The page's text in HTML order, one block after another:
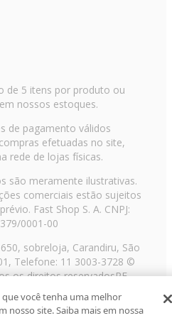
de 5 itens por produto ou
nossos estoques.
de pagamento válidos
efetuadas no site,
rede de lojas físicas.
são meramente ilustrativas.
comerciais estão sujeitos
Fast Shop S. A. CNPJ:
0001-00
sobreloja, Carandiru, São
Telefone: 11 3003-3728 ©
os direitos reservadosRF
você tenha uma melhor
nosso site. Saiba mais em nossa